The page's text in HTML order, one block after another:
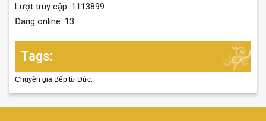
Lượt truy cập: 1113899
Đang online: 13
Tags:
Chuyên gia Bếp từ Đức,